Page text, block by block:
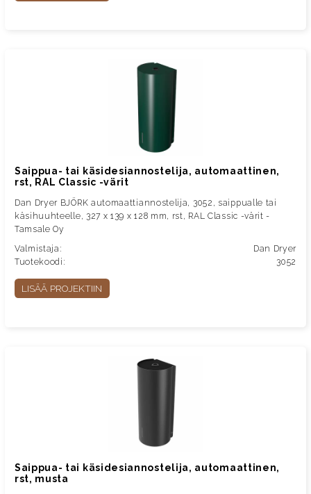
Saippua- tai käsidesiannostelija, automaattinen,
rst, RAL Classic -värit
Dan Dryer BJÖRK automaattiannostelija, 3052, saippualle tai
käsihuuhteelle, 327 x 139 x 128 mm, rst, RAL Classic -värit -
Tamsale Oy
Valmistaja:
Dan Dryer
Tuotekoodi:
3052
LISÄÄ PROJEKTIIN
Saippua- tai käsidesiannostelija, automaattinen,
rst, musta